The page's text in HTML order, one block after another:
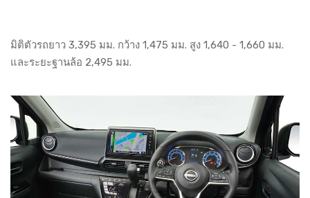
มิติตัวรถยาว 3,395 มม. กว้าง 1,475 มม. สูง 1,640 - 1,660 มม.
และระยะฐานล้อ 2,495 มม.